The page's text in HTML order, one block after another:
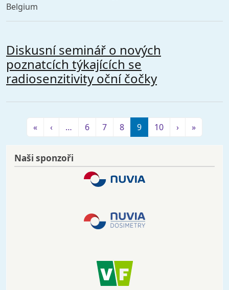
Belgium
Diskusní seminář o nových
poznatcích týkajících se
radiosenzitivity oční čočky
Pagination
«First page
‹ Předchozí stránka
… 6 7 8 9 10 ›Následující
»
Naši sponzoři
Image
Image
Image